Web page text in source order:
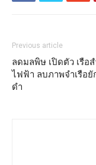
Previous article
ลดมลพิษ เปิดตัว เรือ
ไฟฟ้า ลบภาพจำเรือ
ดำ